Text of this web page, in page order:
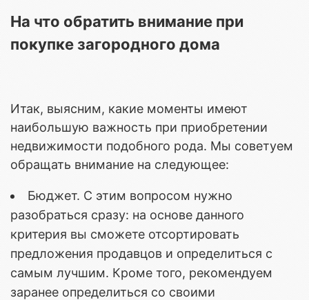
На что обратить внимание при
покупке загородного дома
Итак, выясним, какие моменты имеют
наибольшую важность при приобретении
недвижимости подобного рода. Мы советуем
обращать внимание на следующее:
Бюджет. С этим вопросом нужно
разобраться сразу: на основе данного
критерия вы сможете отсортировать
предложения продавцов и определиться с
самым лучшим. Кроме того, рекомендуем
заранее определиться со своими